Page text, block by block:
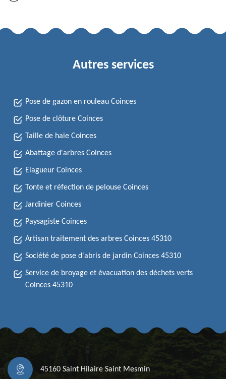
Autres services
Pose de gazon en rouleau Coinces
Pose de clôture Coinces
Taille de haie Coinces
Abattage d'arbres Coinces
Elagueur Coinces
Tonte et réfection de pelouse Coinces
Jardinier Coinces
Paysagiste Coinces
Artisan traitement des arbres Coinces 45310
Société de pose d'abris de jardin Coinces 45310
Service de broyage et évacuation des déchets verts
Coinces 45310
45160 Saint Hilaire Saint Mesmin